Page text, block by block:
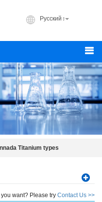
Русский язык
Titanium types
want? Please try Contact Us >>